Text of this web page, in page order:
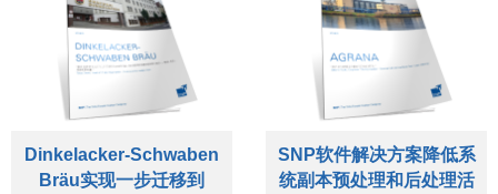
Dinkelacker-Schwaben
Bräu实现一步迁移到
SNP软件解决方案降低系
统副本预处理和后处理活